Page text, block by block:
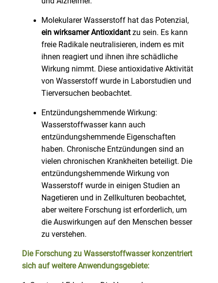
Molekularer Wasserstoff hat das Potenzial,
ein wirksamer Antioxidantzu sein. Es kann
freie Radikale neutralisieren, indem es mit
ihnen reagiert und ihnen ihre schädliche
Wirkung nimmt. Diese antioxidative Aktivität
von Wasserstoff wurde in Laborstudien und
Tierversuchen beobachtet.
Entzündungshemmende Wirkung:
Wasserstoffwasser kann auch
entzündungshemmende Eigenschaften
haben. Chronische Entzündungen sind an
vielen chronischen Krankheiten beteiligt. Die
entzündungshemmende Wirkung von
Wasserstoff wurde in einigen Studien an
Nagetieren und in Zellkulturen beobachtet,
aber weitere Forschung ist erforderlich, um
die Auswirkungen auf den Menschen besser
zu verstehen.
Die Forschung zu Wasserstoffwasser konzentriert
sich auf weitere Anwendungsgebiete: